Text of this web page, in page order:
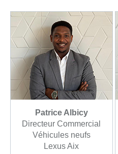
Patrice Albicy
Directeur Commercial
Véhicules neufs
Lexus Aix